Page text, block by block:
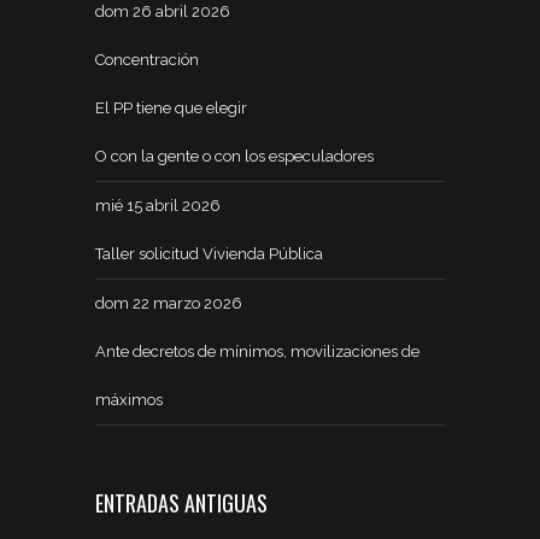
dom 26 abril 2026
Concentración
El PP tiene que elegir
O con la gente o con los especuladores
mié 15 abril 2026
Taller solicitud Vivienda Pública
dom 22 marzo 2026
Ante decretos de mínimos, movilizaciones de
máximos
ENTRADAS ANTIGUAS